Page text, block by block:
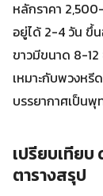
หลักราคา
อยู่ได้ 2-4 วัน ขึ้
ขาวมีขนาด 8-
เหมาะกับพวงหรี
บรรยากาศเป็นพุ
เปรียบเทีย
ตารางสรุป